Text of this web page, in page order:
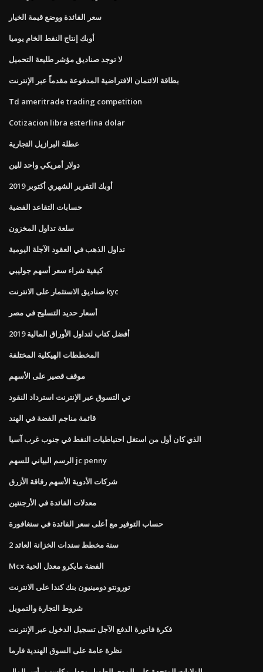
سعر الفائدة ووضع قيمة الخيار
أوبك إنتاج النفط الخام يوميا
لا توجد صناديق مؤشر طليعة التحميل
بطاقة الائتمان الافتراضية المدفوعة مقدماً عبر الإنترنت
Td ameritrade trading competition
Cotizacion libra esterlina dolar
عطلة البرازيل التجارية
دولار أمريكي واحد للين
أوبك التقرير الشهري أكتوبر 2019
حسابات التقاعد الفضية
سلعة تداول المخزون
تداول الذهب في العقود الآجلة اليومية
كيفية شراء سعر أسهم جوليبي
صناديق الاستثمار على الانترنت kyc
أسعار حديد التسليح في مصر
أفضل كتاب لتداول الأوراق المالية 2019
المخططات الهيكلية المختلفة
موقف قصير على الأسهم
تي التسوق عبر الإنترنت استرداد النقود
قائمة مناجم الفضة في الهند
الذي كان أول من استغل احتياطيات النفط في جنوب غرب آسيا
الرسم البياني للسهم jc penny
شركات الأدوية الأسهم رقاقة الأزرق
معدلات الفائدة في الأرجنتين
حساب التوفير مع أعلى سعر الفائدة في سنغافورة
2 سنة مخطط سندات الخزانة العائد
Mcx الفضة مايكرو معدل الحية
تورونتو دومينيون بنك كندا على الانترنت
شروط التجارة والتمويل
فكرة فاتورة الدفع الآجل تسجيل الدخول عبر الإنترنت
نظرة عامة على السوق الهندية فارما